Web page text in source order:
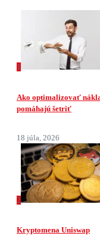
1
Ako optimalizovať
pomáhajú šetriť
18 júla, 2026
2
Kryptomena Uniswap